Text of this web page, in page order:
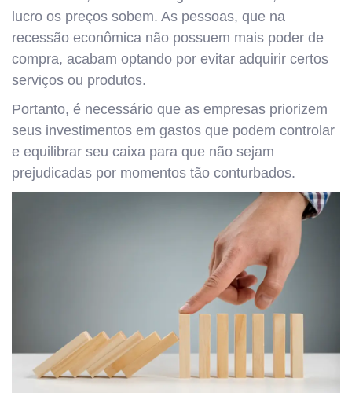
lucro os preços sobem. As pessoas, que na
recessão econômica não possuem mais poder de
compra, acabam optando por evitar adquirir certos
serviços ou produtos.
Portanto, é necessário que as empresas priorizem
seus investimentos em gastos que podem controlar
e equilibrar seu caixa para que não sejam
prejudicadas por momentos tão conturbados.